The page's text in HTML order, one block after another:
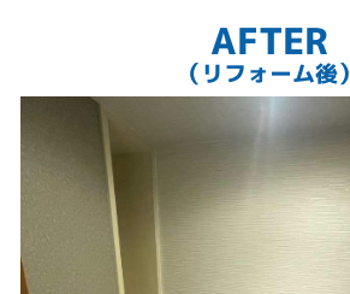
AFTER
（リフォーム後）